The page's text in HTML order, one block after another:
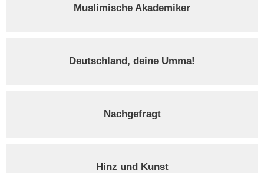
Muslimische Akademiker
Deutschland, deine Umma!
Nachgefragt
Hinz und Kunst